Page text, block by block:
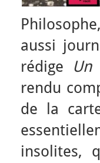
aussi
rédige
Un
rendu
de la
insolites,